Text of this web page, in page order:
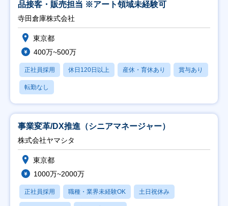
品接客・販売担当 ※アート領域未経験可
寺田倉庫株式会社
東京都
400万~500万
正社員採用 休日120日以上 産休・育休あり 賞与あり
転勤なし
事業変革/DX推進（シニアマネージャー）
株式会社ヤマシタ
東京都
1000万~2000万
正社員採用 職種・業界未経験OK 土日祝休み